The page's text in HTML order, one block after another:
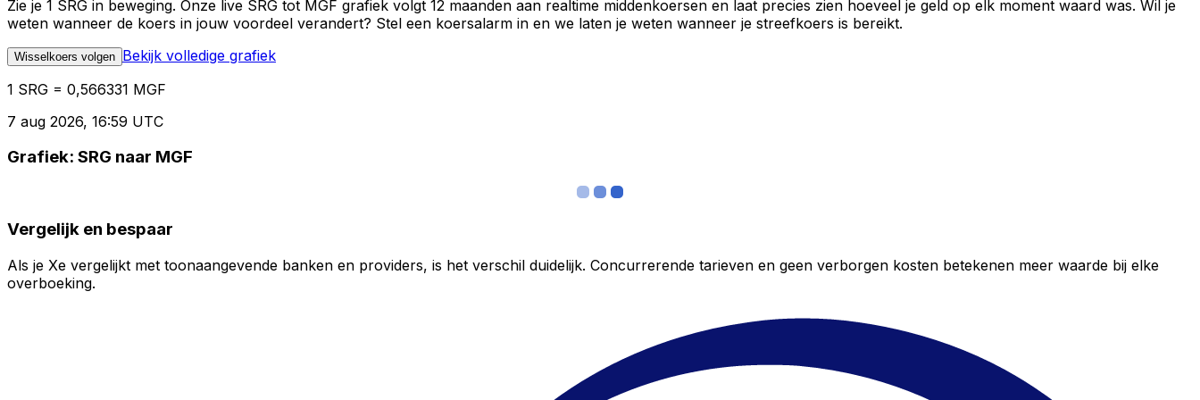
Zie je 1 SRG in beweging. Onze live SRG tot MGF grafiek volgt 12 maanden aan realtime middenkoersen en laat precies zien hoeveel je geld op elk moment waard was. Wil je
weten wanneer de koers in jouw voordeel verandert? Stel een koersalarm in en we laten je weten wanneer je streefkoers is bereikt.
Wisselkoers volgen Bekijk volledige grafiek
1 SRG = 0,566331 MGF
7 aug 2026, 16:59 UTC
Grafiek: SRG naar MGF
Vergelijk en bespaar
Als je Xe vergelijkt met toonaangevende banken en providers, is het verschil duidelijk. Concurrerende tarieven en geen verborgen kosten betekenen meer waarde bij elke
overboeking.